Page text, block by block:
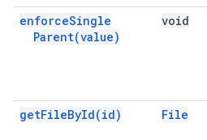
enforceSingle
Parent(value)
void
getFileById(id) File